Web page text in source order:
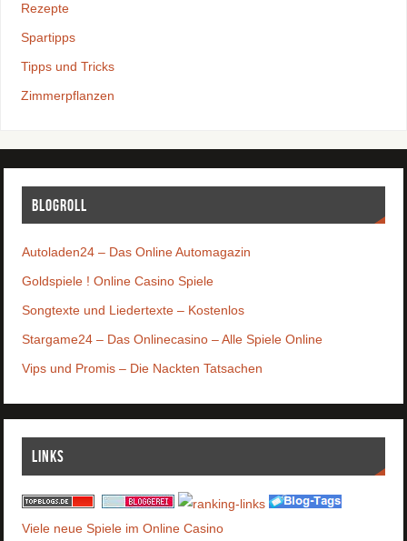
Rezepte
Spartipps
Tipps und Tricks
Zimmerpflanzen
Blogroll
Autoladen24 – Das Online Automagazin
Goldspiele ! Online Casino Spiele
Songtexte und Liedertexte – Kostenlos
Stargame24 – Das Onlinecasino – Alle Spiele Online
Vips und Promis – Die Nackten Tatsachen
Links
Viele neue Spiele im Online Casino